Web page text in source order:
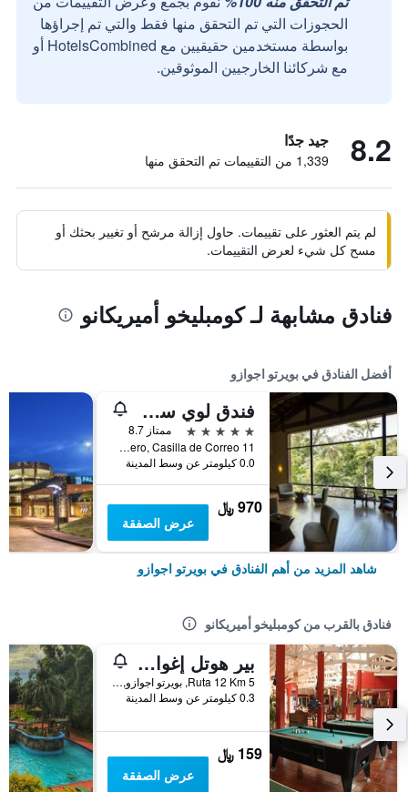
الحجوزات التي تم التحقق منها فقط والتي تم إجراؤها
بواسطة مستخدمين حقيقيين مع HotelsCombined أو
مع شركائنا الخارجيين الموثوقين.
8.2 جيد جدًا
1,339 من التقييمات تم التحقق منها
لم يتم العثور على تقييمات. حاول إزالة مرشح أو تغيير بحثك أو
مسح كل شيء لعرض التقييمات.
فنادق مشابهة لـ كومبليخو أميريكانو
أفضل الفنادق في بويرتو اجوازو
فندق لوي سويتس إيغواسو
5 نجوم
ممتاز 8.7
Selva Iriapu Sin Numero, Casilla de Correo 11, بويرتو اجوازو, محافظة ميسيونس, الأرجنتين
0.0 كيلومتر عن وسط المدينة
970 ﷼
عرض الصفقة
شاهد المزيد من أهم الفنادق في بويرتو اجوازو
فنادق بالقرب من كومبليخو أميريكانو
بير هوتل إغوازو - هوستل
Ruta 12 Km 5, بويرتو اجوازو, محافظة ميسيونس, الأرجنتين
0.3 كيلومتر عن وسط المدينة
159 ﷼
عرض الصفقة